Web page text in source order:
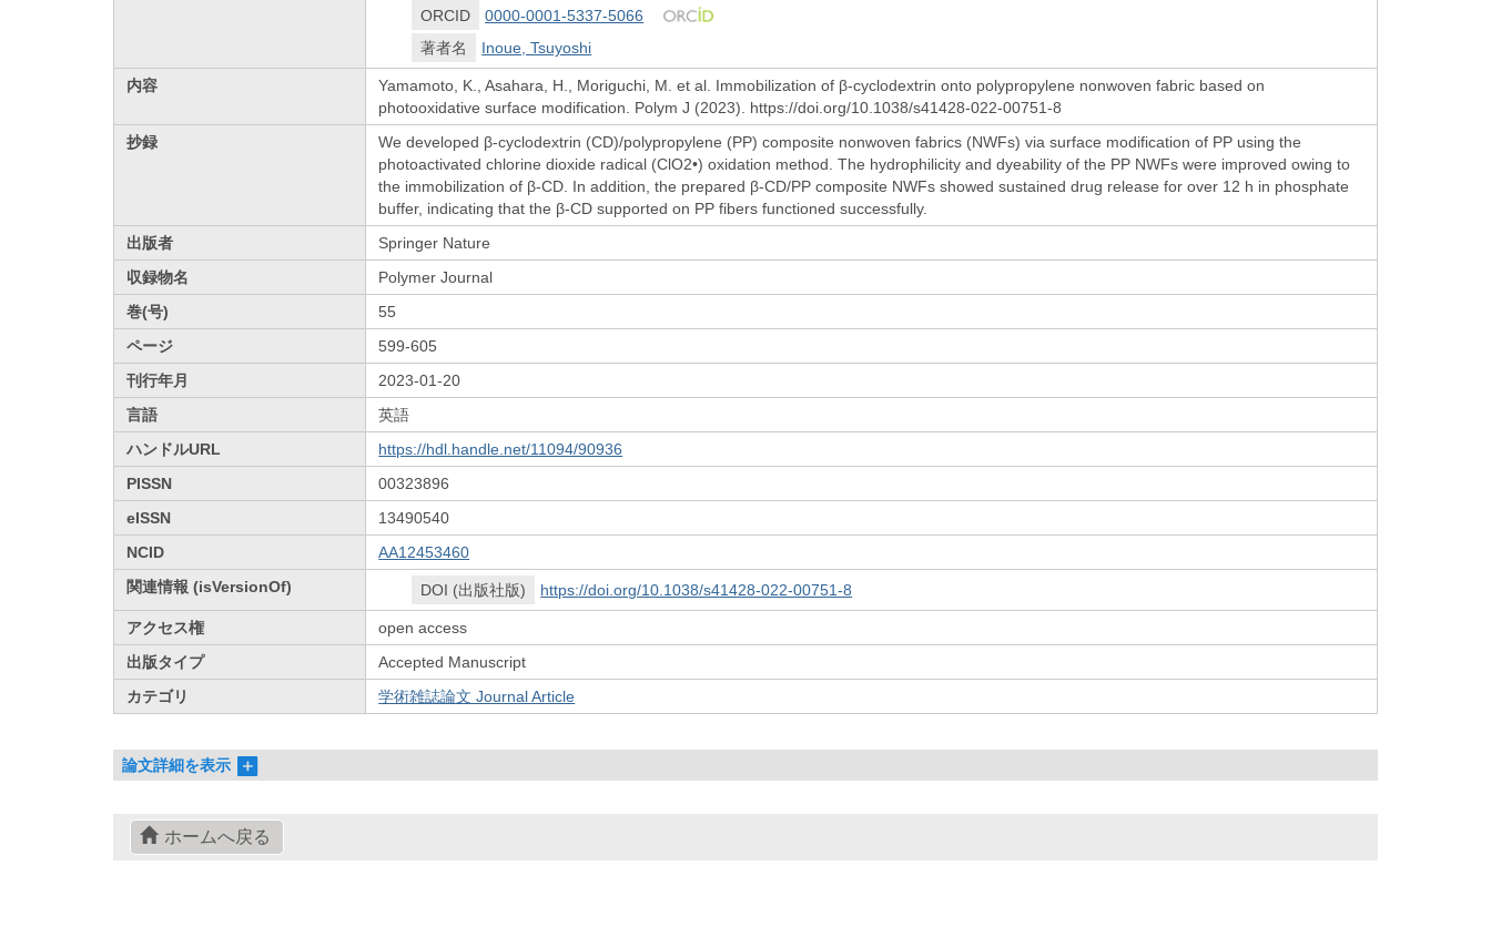
ORCID
0000-0001-5337-5066
著者名
Inoue, Tsuyoshi
内容
Yamamoto, K., Asahara, H., Moriguchi, M. et al. Immobilization of β-cyclodextrin onto polypropylene nonwoven fabric based on
photooxidative surface modification. Polym J (2023). https://doi.org/10.1038/s41428-022-00751-8
抄録
We developed β-cyclodextrin (CD)/polypropylene (PP) composite nonwoven fabrics (NWFs) via surface modification of PP using the
photoactivated chlorine dioxide radical (ClO2•) oxidation method. The hydrophilicity and dyeability of the PP NWFs were improved owing to
the immobilization of β-CD. In addition, the prepared β-CD/PP composite NWFs showed sustained drug release for over 12 h in phosphate
buffer, indicating that the β-CD supported on PP fibers functioned successfully.
出版者
Springer Nature
収録物名
Polymer Journal
巻(号)
55
ページ
599-605
刊行年月
2023-01-20
言語
英語
ハンドルURL
https://hdl.handle.net/11094/90936
PISSN
00323896
eISSN
13490540
NCID
AA12453460
関連情報 (isVersionOf)
DOI (出版社版) https://doi.org/10.1038/s41428-022-00751-8
アクセス権
open access
出版タイプ
Accepted Manuscript
カテゴリ
学術雑誌論文 Journal Article
論文詳細を表示
ホームへ戻る